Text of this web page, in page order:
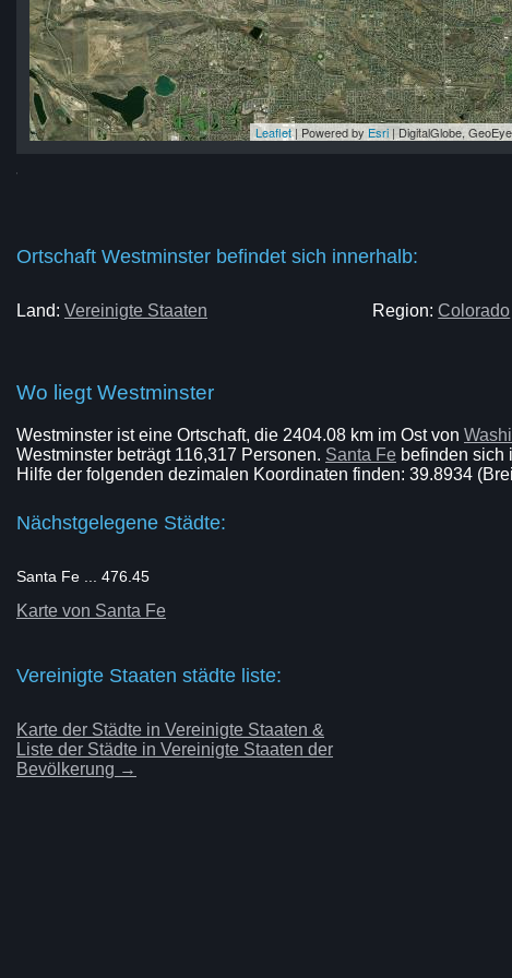
Leaflet| Powered by Esri|DigitalGlobe,
Ortschaft Westminster befindet sich innerhalb:
Land: Vereinigte Staaten Region:Colorado
Wo liegt Westminster
Westminster ist eine Ortschaft, die 2404.08 km im Ost von
Westminster beträgt 116,317 Personen. Santa Fe befinden sich
Hilfe der folgenden dezimalen Koordinaten finden: 39.8934
Nächstgelegene Städte:
Santa Fe ... 476.45
Karte von Santa Fe
Vereinigte Staaten städte liste:
Karte der Städte in Vereinigte Staaten &
Liste der Städte in Vereinigte Staaten der
Bevölkerung →